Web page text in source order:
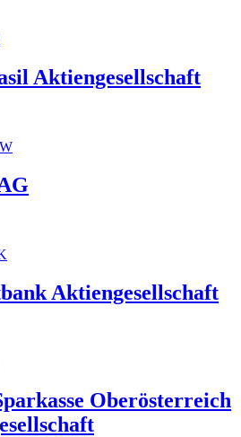
Aktiengesellschaft
Aktiengesellschaft
Oberösterreich